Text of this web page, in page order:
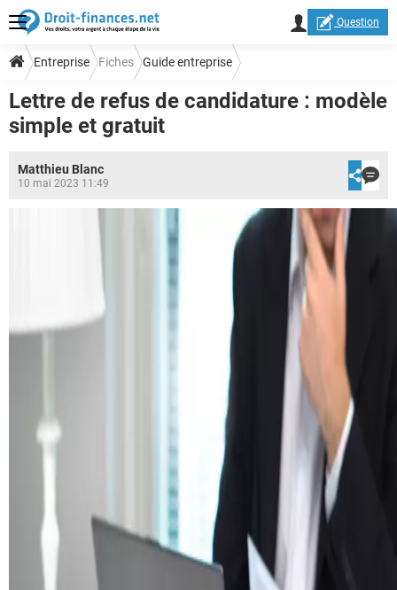
Question
Entreprise Fiches Guide entreprise
Modèles de lettres Entreprise
Lettre de refus de candidature : modèle
simple et gratuit
Matthieu Blanc
10 mai 2023 11:49